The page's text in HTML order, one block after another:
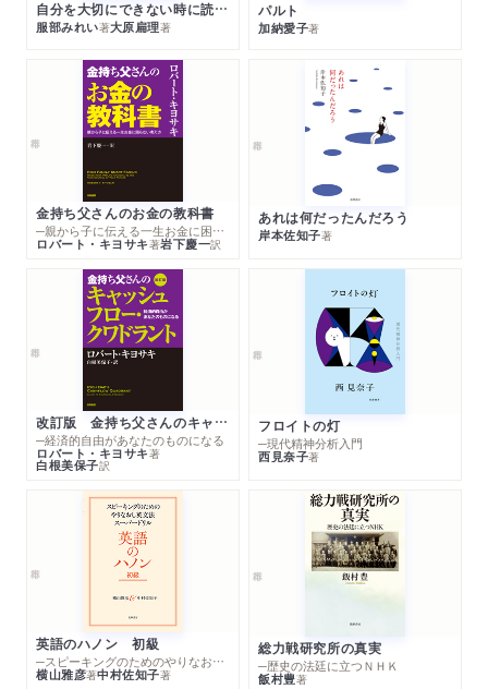
自分を大切にできない時に読む本
服部みれい著大原扁理著
パルト
加納愛子著
金持ち父さんのお金の教科書
─親から子に伝える一生お金に困らない考え方
ロバート・キヨサキ著岩下慶一訳
あれは何だったんだろう
岸本佐知子著
改訂版 金持ち父さんのキャッシュフロー・クワドラント
─経済的自由があなたのものになる
ロバート・キヨサキ著
白根美保子訳
フロイトの灯
─現代精神分析入門
西見奈子著
英語のハノン 初級
─スピーキングのためのやりなおし英文法スーパードリル
横山雅彦著中村佐知子著
総力戦研究所の真実
─歴史の法廷に立つＮＨＫ
飯村豊著